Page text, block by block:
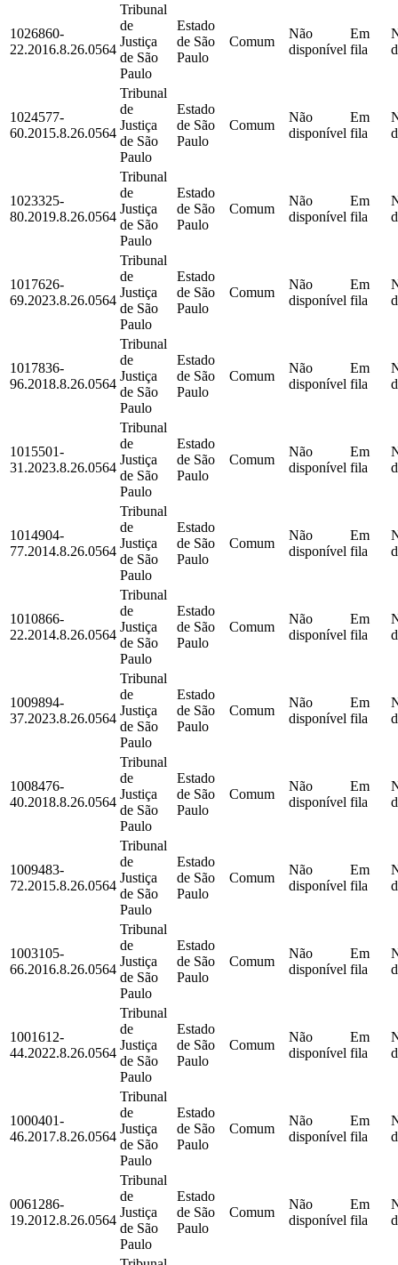
1026860-
22.2016.8.26.0564
Tribunal
de
Justiça
de São
Paulo
Estado
de São
Paulo
Comum
Não
disponível
Em
fila
1024577-
60.2015.8.26.0564
Tribunal
de
Justiça
de São
Paulo
Estado
de São
Paulo
Comum
Não
disponível
Em
fila
1023325-
80.2019.8.26.0564
Tribunal
de
Justiça
de São
Paulo
Estado
de São
Paulo
Comum
Não
disponível
Em
fila
1017626-
69.2023.8.26.0564
Tribunal
de
Justiça
de São
Paulo
Estado
de São
Paulo
Comum
Não
disponível
Em
fila
1017836-
96.2018.8.26.0564
Tribunal
de
Justiça
de São
Paulo
Estado
de São
Paulo
Comum
Não
disponível
Em
fila
1015501-
31.2023.8.26.0564
Tribunal
de
Justiça
de São
Paulo
Estado
de São
Paulo
Comum
Não
disponível
Em
fila
1014904-
77.2014.8.26.0564
Tribunal
de
Justiça
de São
Paulo
Estado
de São
Paulo
Comum
Não
disponível
Em
fila
1010866-
22.2014.8.26.0564
Tribunal
de
Justiça
de São
Paulo
Estado
de São
Paulo
Comum
Não
disponível
Em
fila
1009894-
37.2023.8.26.0564
Tribunal
de
Justiça
de São
Paulo
Estado
de São
Paulo
Comum
Não
disponível
Em
fila
1008476-
40.2018.8.26.0564
Tribunal
de
Justiça
de São
Paulo
Estado
de São
Paulo
Comum
Não
disponível
Em
fila
1009483-
72.2015.8.26.0564
Tribunal
de
Justiça
de São
Paulo
Estado
de São
Paulo
Comum
Não
disponível
Em
fila
1003105-
66.2016.8.26.0564
Tribunal
de
Justiça
de São
Paulo
Estado
de São
Paulo
Comum
Não
disponível
Em
fila
1001612-
44.2022.8.26.0564
Tribunal
de
Justiça
de São
Paulo
Estado
de São
Paulo
Comum
Não
disponível
Em
fila
1000401-
46.2017.8.26.0564
Tribunal
de
Justiça
de São
Paulo
Estado
de São
Paulo
Comum
Não
disponível
Em
fila
0061286-
19.2012.8.26.0564
Tribunal
de
Justiça
de São
Paulo
Estado
de São
Paulo
Comum
Não
disponível
Em
fila